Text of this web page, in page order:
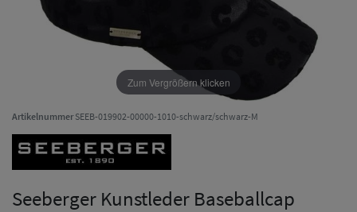
Zum Vergrößern klicken
ArtikelnummerSEEB-019902-00000-1010-schwarz/schwarz-M
Seeberger Kunstleder Baseballcap